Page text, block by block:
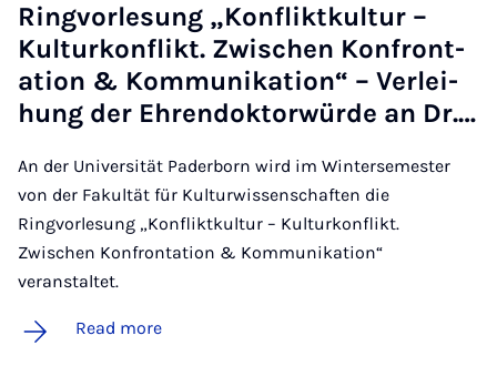
Ring­vor­le­sung „Kon­f­liktkul­tur –
Kul­turkon­f­likt. Zwis­chen Kon­front­
a­tion & Kom­munika­tion“ – Ver­lei­
hung der Ehren­dok­t­or­würde an Dr.…
An der Universität Paderborn wird im Wintersemester
von der Fakultät für Kulturwissenschaften die
Ringvorlesung „Konfliktkultur – Kulturkonflikt.
Zwischen Konfrontation & Kommunikation“
veranstaltet.
Read more